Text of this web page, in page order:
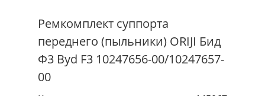
Ремкомплект суппорта
переднего (пыльники) ORIJI Бид
Ф3 Byd F3 10247656-00/10247657-
00